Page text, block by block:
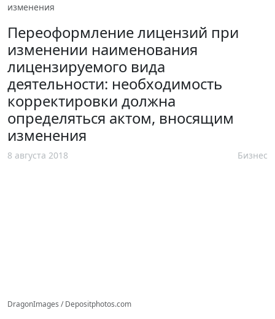
изменения
Переоформление лицензий при
изменении наименования
лицензируемого вида
деятельности: необходимость
корректировки должна
определяться актом, вносящим
изменения
8 августа 2018 Бизнес
DragonImages / Depositphotos.com